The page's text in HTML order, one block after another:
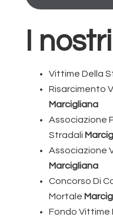
I
Vittime Della
Risarcimento
Marcigliana
Associazione
Stradali
Associazione
Marcigliana
Concorso Di
Mortale
Fondo Vittime